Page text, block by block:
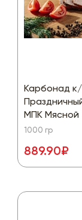
Карбонад
МПК Мясной
1000 гр
889.90₽